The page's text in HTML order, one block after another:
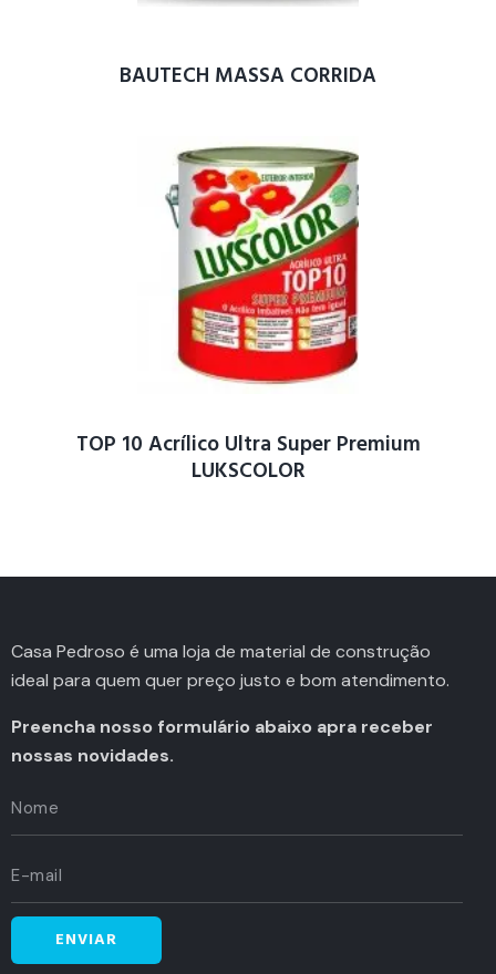
BAUTECH MASSA CORRIDA
TOP 10 Acrílico Ultra Super Premium
LUKSCOLOR
Casa Pedroso é uma loja de material de construção
ideal para quem quer preço justo e bom atendimento.
Preencha nosso formulário abaixo apra receber
nossas novidades.